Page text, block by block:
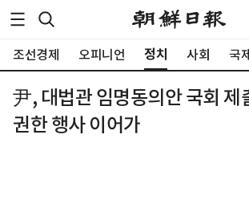
조선경제 오피니언 정치 사회 국
尹, 대법관 임명동의안 국회
권한 행사 이어가